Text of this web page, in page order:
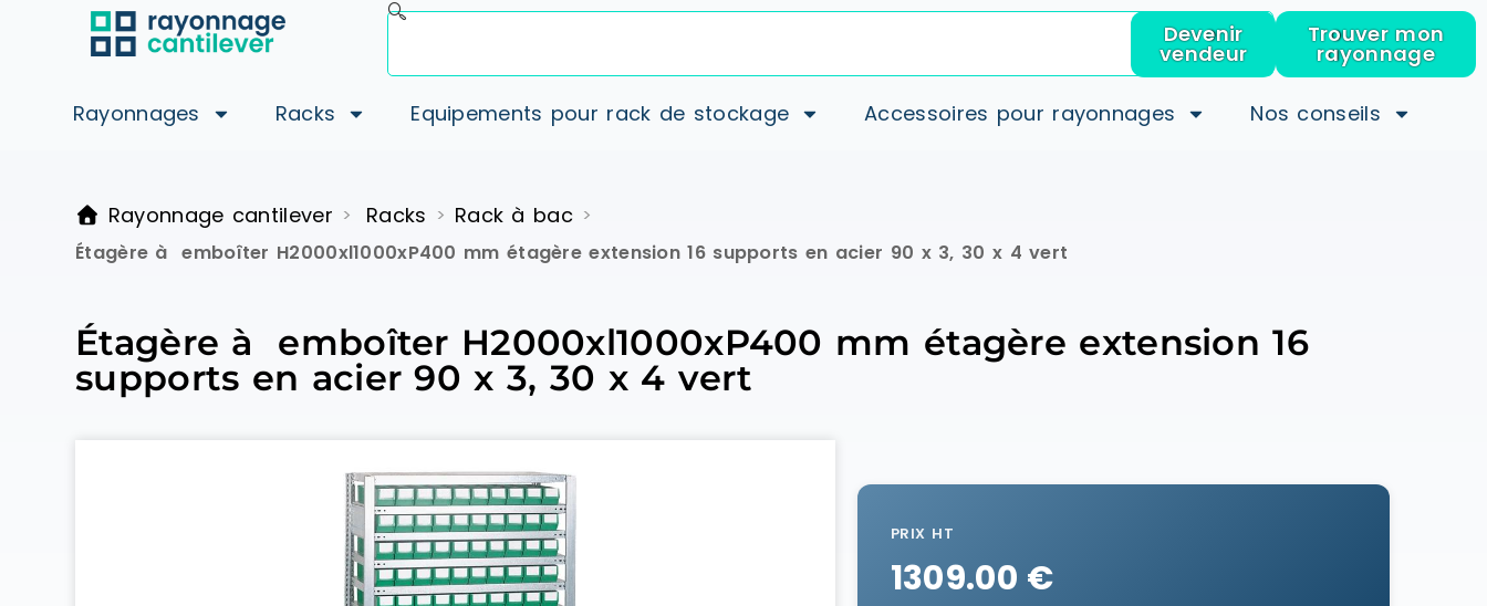
Devenir
vendeur
Trouver mon
rayonnage
Rayonnages Racks Equipements pour rack de stockage Accessoires pour rayonnages Nos conseils
Rayonnage cantilever > Racks > Rack à bac >
Étagère à emboîter H2000xl1000xP400 mm étagère extension 16 supports en acier 90 x 3, 30 x 4 vert
Étagère à emboîter H2000xl1000xP400 mm étagère extension 16
supports en acier 90 x 3, 30 x 4 vert
PRIX HT
1309.00 €